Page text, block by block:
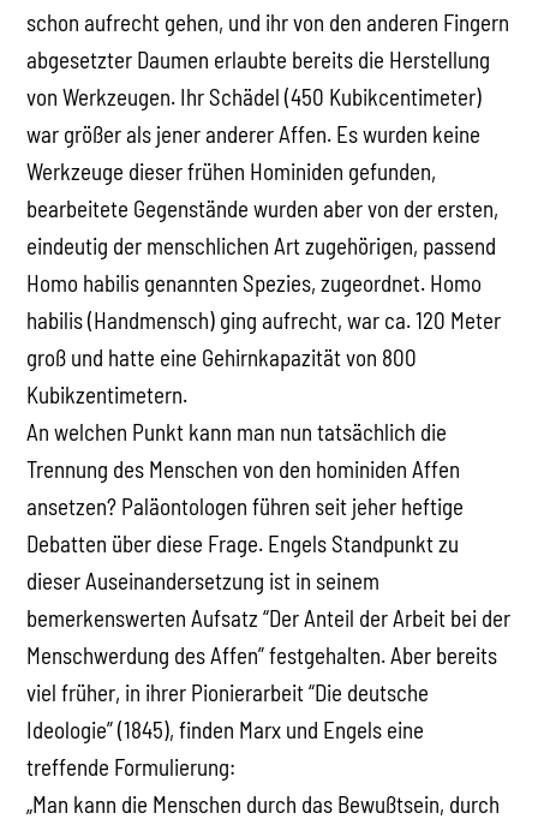
schon aufrecht gehen, und ihr von den anderen Fingern
abgesetzter Daumen erlaubte bereits die Herstellung
von Werkzeugen. Ihr Schädel (450 Kubikcentimeter)
war größer als jener anderer Affen. Es wurden keine
Werkzeuge dieser frühen Hominiden gefunden,
bearbeitete Gegenstände wurden aber von der ersten,
eindeutig der menschlichen Art zugehörigen, passend
Homo habilis genannten Spezies, zugeordnet. Homo
habilis (Handmensch) ging aufrecht, war ca. 120 Meter
groß und hatte eine Gehirnkapazität von 800
Kubikzentimetern.
An welchen Punkt kann man nun tatsächlich die
Trennung des Menschen von den hominiden Affen
ansetzen? Paläontologen führen seit jeher heftige
Debatten über diese Frage. Engels Standpunkt zu
dieser Auseinandersetzung ist in seinem
bemerkenswerten Aufsatz “Der Anteil der Arbeit bei der
Menschwerdung des Affen” festgehalten. Aber bereits
viel früher, in ihrer Pionierarbeit “Die deutsche
Ideologie” (1845), finden Marx und Engels eine
treffende Formulierung:
„Man kann die Menschen durch das Bewußtsein, durch